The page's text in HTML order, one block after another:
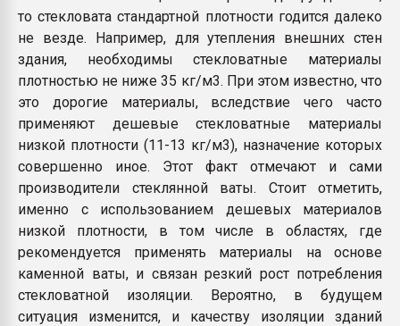
то стекловата стандартной плотности годится далеко
не везде. Например, для утепления внешних стен
здания, необходимы стекловатные материалы
плотностью не ниже 35 кг/м3. При этом известно, что
это дорогие материалы, вследствие чего часто
применяют дешевые стекловатные материалы
низкой плотности (11-13 кг/м3), назначение которых
совершенно иное. Этот факт отмечают и сами
производители стеклянной ваты. Стоит отметить,
именно с использованием дешевых материалов
низкой плотности, в том числе в областях, где
рекомендуется применять материалы на основе
каменной ваты, и связан резкий рост потребления
стекловатной изоляции. Вероятно, в будущем
ситуация изменится, и качеству изоляции зданий